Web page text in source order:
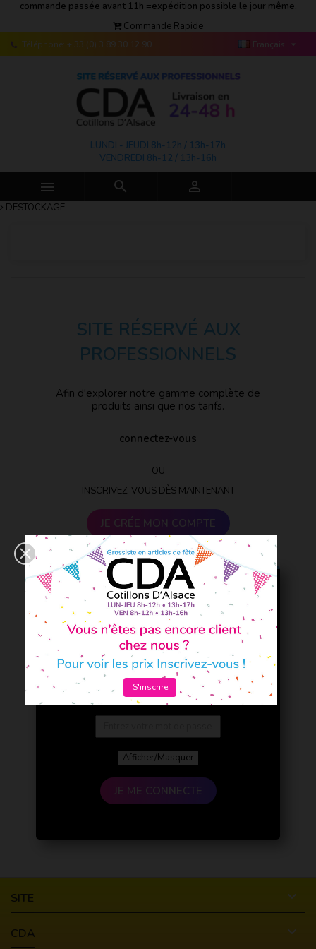
commande passée avant 11h =expédition possible le jour même.
Commande Rapide
Téléphone: + 33 (0) 3 89 30 12 90 Français 
LUNDI - JEUDI 8h-12h / 13h-17h
VENDREDI 8h-12 / 13h-16h
  
DESTOCKAGE
SITE RÉSERVÉ AUX
PROFESSIONNELS
Afin d'explorer notre gamme complète de
produits ainsi que nos tarifs.
connectez-vous
OU
INSCRIVEZ-VOUS DÈS MAINTENANT
JE CRÉE MON COMPTE
Afficher/Masquer
JE ME CONNECTE
SITE 
CDA 
S'inscrire